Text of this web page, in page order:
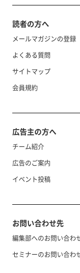
読者の方へ
メールマガジンの登録
よくある質問
サイトマップ
会員規約
広告主の方へ
チーム紹介
広告のご案内
イベント投稿
お問い合わせ先
編集部へのお問い合わ
セミナーのお問い合わ